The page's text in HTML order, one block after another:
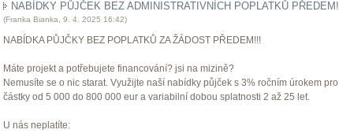
NABÍDKY PŮJČEK BEZ ADMINISTRATIVNÍCH POPLATKŮ PŘEDEM!
(Franka Bianka 9. 4. 2025 16:42)
NABÍDKA PŮJČKY BEZ POPLATKŮ ZA ŽÁDOST PŘEDEM!!!
Máte projekt a potřebujete financování? jsi na mizině?
Nemusíte se o nic starat. Využijte naší nabídky půjček s 3% ročním úrokem pro
částky od 5 000 do 800 000 eur a variabilní dobou splatnosti 2 až 25 let.
U nás neplatíte: